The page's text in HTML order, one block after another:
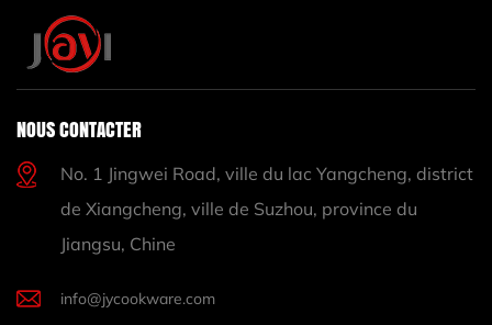
NOUS CONTACTER
No. 1 Jingwei Road, ville du lac Yangcheng, district
de Xiangcheng, ville de Suzhou, province du
Jiangsu, Chine
info@jycookware.com